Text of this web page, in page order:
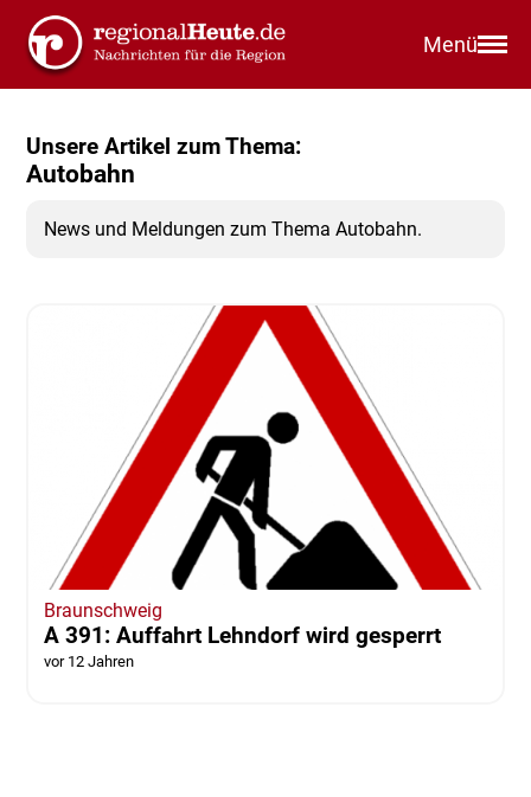
Menü
Unsere Artikel zum Thema:
Autobahn
News und Meldungen zum Thema Autobahn.
Braunschweig
A 391: Auffahrt Lehndorf wird gesperrt
vor 12 Jahren